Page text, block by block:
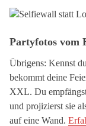
Partyfotos vom
Übrigens: Kennst
bekommt deine
XXL. Du
und projizierst sie
auf eine Wand.